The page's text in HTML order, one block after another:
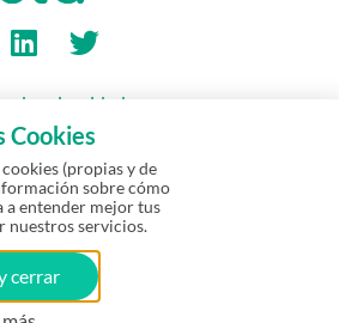
de privacidad
Garantía
y reembolso
los derechos
emergente·Un
deeways
y ENISA (Ministerio
y Turismo)
💬​ ¿Necesitas ayuda?
Cookies
(propias y de
sobre cómo
a entender mejor tus
nuestros servicios.
cerrar